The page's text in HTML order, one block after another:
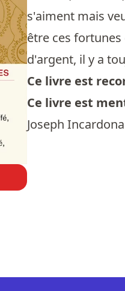
s'aiment mais
être ces
d'argent, il y a
Ce livre est
Ce livre est
Joseph